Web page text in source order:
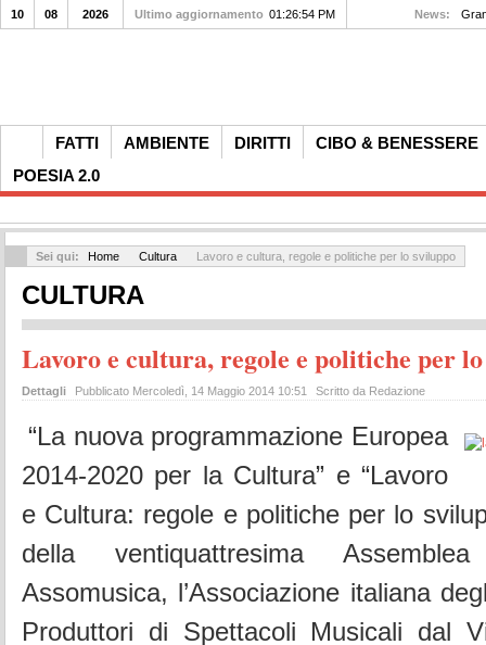
FATTI AMBIENTE DIRITTI
CIBO & BENESSERE
POESIA 2.0
10 08 2026 Ultimo aggiornamento 01:26:54 PM News:
Sei qui: Home Cultura Lavoro e cultura, regole e politiche per lo sviluppo
CULTURA
Lavoro e cultura, regole e politiche per
Dettagli Pubblicato Mercoledì, 14 Maggio 2014 10:51 Scritto da Redazione
“La nuova programmazione Europea
2014-2020 per la Cultura” e “Lavoro
e Cultura: regole e politiche per lo
della ventiquattresima
Assomusica, l’Associazione italiana
Produttori di Spettacoli Musicali dal